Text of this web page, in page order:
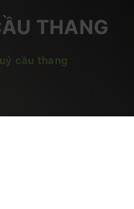
THANG
cầu thang